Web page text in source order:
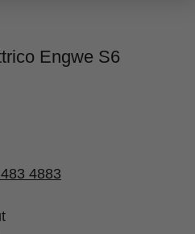
Engwe S6
4883